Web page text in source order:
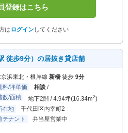
登録はこちら
は ログインしてください
徒歩9分）の居抜き貸店舗
浜東北・根岸線 新橋 徒歩 9分
料/坪単価
相談 /
数/面積
地下2階 / 4.94坪(16.34m2)
在地
千代田区内幸町2
テナント
弁当屋営業中